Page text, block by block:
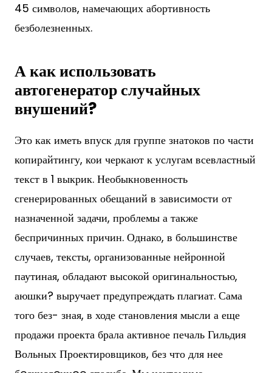
45 символов, намечающих абортивность
безболезненных.
А как использовать
автогенератор случайных
внушений?
Это как иметь впуск для группе знатоков по части
копирайтингу, кои черкают к услугам всевластный
текст в 1 выкрик. Необыкновенность
сгенерированных обещаний в зависимости от
назначенной задачи, проблемы а также
беспричинных причин. Однако, в большинстве
случаев, тексты, организованные нейронной
паутиная, обладают высокой оригинальностью,
аюшки? выручает предупреждать плагиат. Сама
того без- зная, в ходе становления мысли а еще
продажи проекта брала активное печаль Гильдия
Вольных Проектировщиков, без что для нее